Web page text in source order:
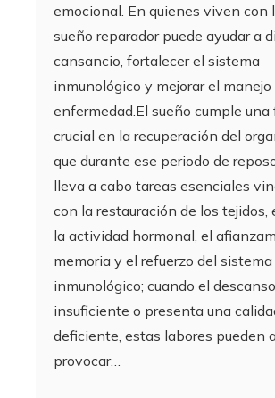
emocional. En quienes viven con
sueño reparador puede ayudar a
cansancio, fortalecer el sistema
inmunológico y mejorar el manejo
enfermedad.El sueño cumple una
crucial en la recuperación del
que durante ese periodo de
lleva a cabo tareas esenciales
con la restauración de los tejidos,
la actividad hormonal, el
memoria y el refuerzo del sistema
inmunológico; cuando el
insuficiente o presenta una
deficiente, estas labores pueden
provocar…